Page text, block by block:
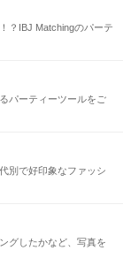
？IBJ Matchingのパーテ
パーティーツールをご
別で好印象なファッシ
グしたかなど、写真を